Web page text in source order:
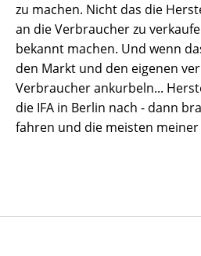
zu machen. Nicht das die
an die Verbraucher zu
bekannt machen. Und wenn
den Markt und den eigenen
Verbraucher ankurbeln...
die IFA in Berlin nach - dann
fahren und die meisten meiner